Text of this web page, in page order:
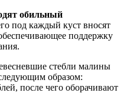
обильный
под каждый куст вносят
поддержку
стебли малины
образом:
после чего оборачивают